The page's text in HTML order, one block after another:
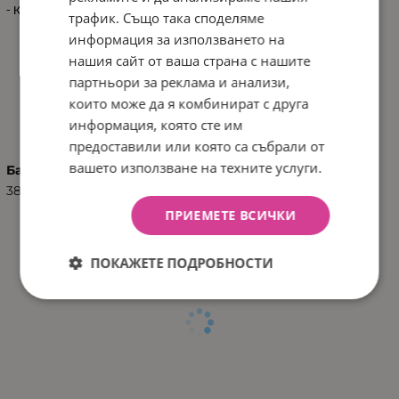
- Кашон: 50x36x40 см / 5 кг / 36 бр/кашон
ХАРАКТЕРИСТИКИ
Баркод (ISBN, UPC, др.)
3801201013632
трафик. Също така споделяме
информация за използването на
нашия сайт от ваша страна с нашите
партньори за реклама и анализи,
които може да я комбинират с друга
информация, която сте им
предоставили или която са събрали от
вашето използване на техните услуги.
ПРИЕМЕТЕ ВСИЧКИ
ПОКАЖЕТЕ ПОДРОБНОСТИ